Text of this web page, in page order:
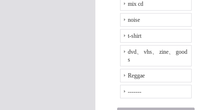
mix cd
noise
t-shirt
dvd、 vhs、 zine、 good
s
Reggae
-------